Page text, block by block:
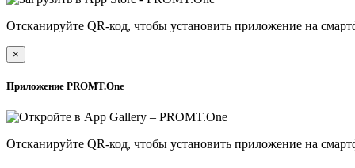
Отсканируйте QR-код, чтобы установить приложение на
×
Приложение PROMT.One
Отсканируйте QR-код, чтобы установить приложение на